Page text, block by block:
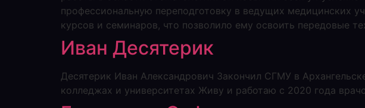
профессиональную переподготовку в ведущих
курсов и семинаров, что позволило ему освоить передовые
Иван Десятерик
Десятерик Иван Александрович Закончил СГМУ в
колледжах и университетах Живу и работаю с 2020 года